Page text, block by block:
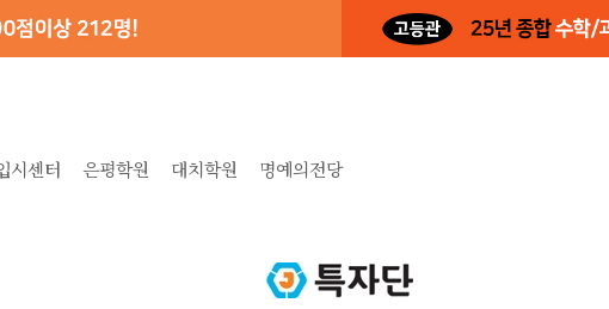
시센터 은평학원 대치학원 명예의전당